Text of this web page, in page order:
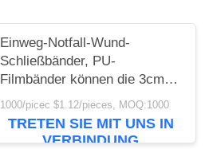
Einweg-Notfall-Wund-
Schließbänder, PU-
Filmbänder können die 3cm-
Wunde schließenZip-Stich-
Wund-Schließgerät
1000/picec $1.12/pieces, MOQ:1000
TRETEN SIE MIT UNS IN
VERBINDUNG